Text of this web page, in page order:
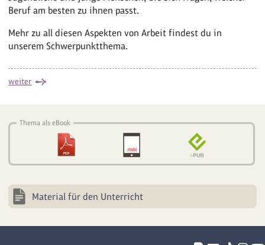
Beruf am besten zu ihnen passt.
Mehr zu all diesen Aspekten von Arbeit findest du in
unserem Schwerpunktthema.
weiter
Thema als eBook
Material für den Unterricht